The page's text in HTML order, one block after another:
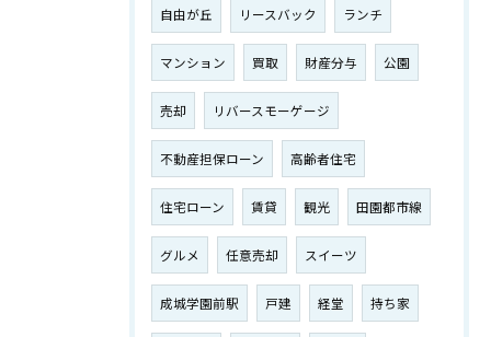
自由が丘 リースバック ランチ
マンション 買取 財産分与 公園
売却 リバースモーゲージ
不動産担保ローン 高齢者住宅
住宅ローン 賃貸 観光 田園都市線
グルメ 任意売却 スイーツ
成城学園前駅 戸建 経堂 持ち家